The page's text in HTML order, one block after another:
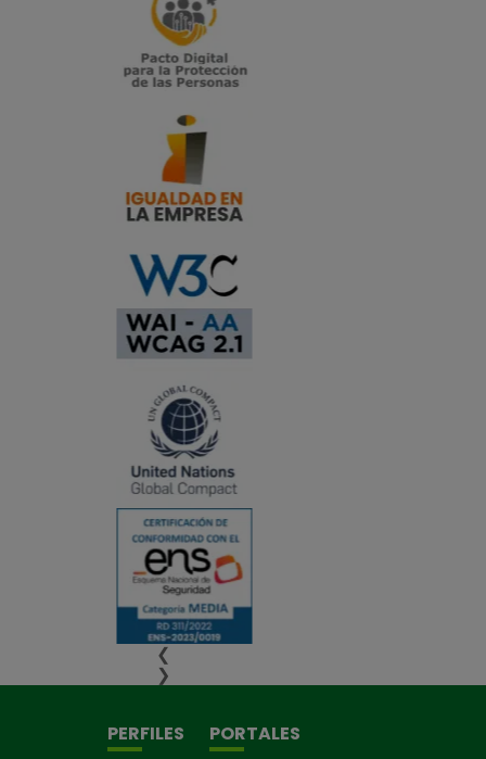
❮
❯
PERFILES
PORTALES